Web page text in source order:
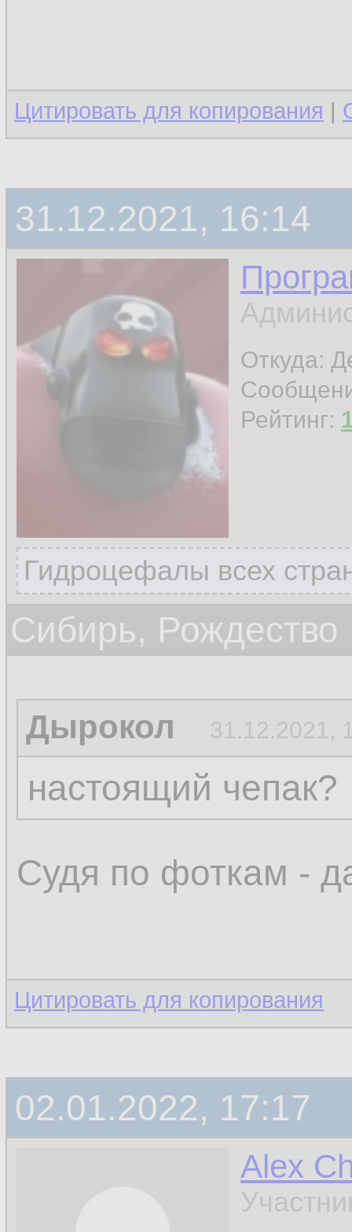
Цитировать для копирования |
31.12.2021, 16:14
Откуда:
Рейтинг:
Гидроцефалы всех
Сибирь, Рождество
Дырокол 31.12.2021,
настоящий чепак?
Судя по фоткам -
Цитировать для копирования
02.01.2022, 17:17
Alex